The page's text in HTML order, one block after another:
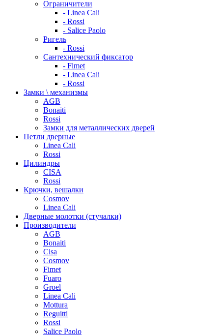
Ограничители
- Linea Cali
- Rossi
- Salice Paolo
Ригель
- Rossi
Сантехнический фиксатор
- Fimet
- Linea Cali
- Rossi
Замки \ механизмы
AGB
Bonaiti
Rossi
Замки для металлических дверей
Петли дверные
Linea Cali
Rossi
Цилиндры
CISA
Rossi
Крючки, вешалки
Cosmov
Linea Cali
Дверные молотки (стучалки)
Производители
AGB
Bonaiti
Cisa
Cosmov
Fimet
Fuaro
Groel
Linea Cali
Mottura
Reguitti
Rossi
Salice Paolo